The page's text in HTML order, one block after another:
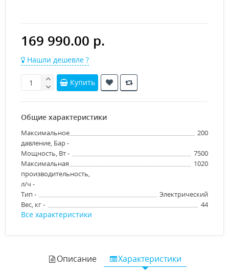
169 990.00 р.
Нашли дешевле ?
Купить
Общие характеристики
Максимальное
давление, Бар -
200
Мощность, Вт -
7500
Максимальная
производительность,
л/ч -
1020
Тип -
Электрический
Вес, кг -
44
Все характеристики
Описание
Характеристики